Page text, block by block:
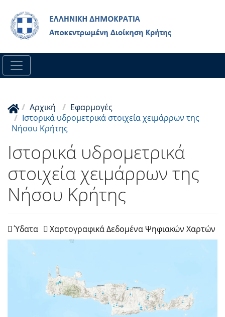
main
content
Αρχική
Εφαρμογές
Ιστορικά υδρομετρικά στοιχεία χειμάρρων της
Νήσου Κρήτης
Ιστορικά υδρομετρικά
στοιχεία χειμάρρων της
Νήσου Κρήτης
 Ύδατα  Χαρτογραφικά Δεδομένα Ψηφιακών Χαρτών